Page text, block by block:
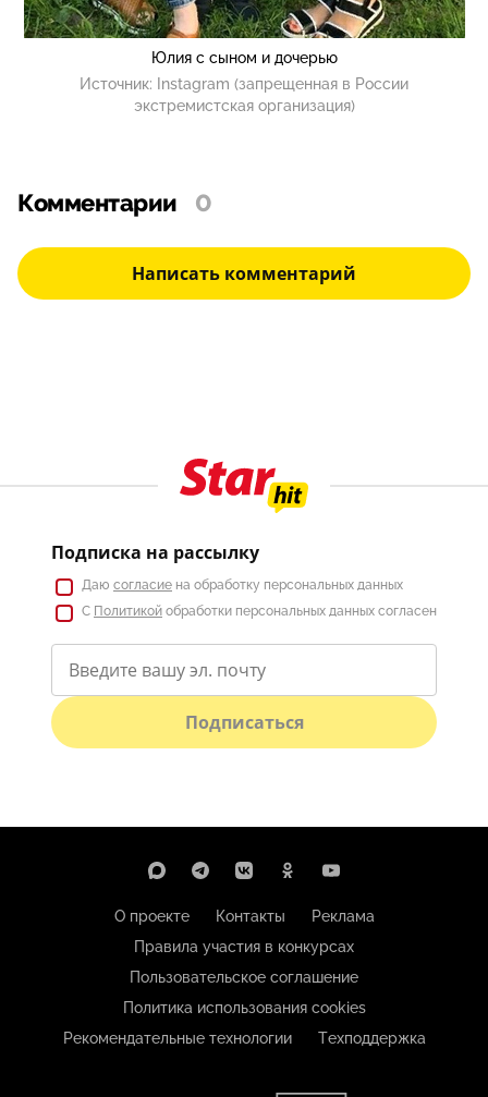
Юлия с сыном и дочерью
Источник:
Instagram (запрещенная в России
экстремистская организация)
Комментарии 0
Написать комментарий
Подписка на рассылку
Даю согласие на обработку персональных данных
С Политикой обработки персональных данных согласен
Подписаться
О проекте Контакты
Реклама
Правила участия в конкурсах
Пользовательское соглашение
Политика использования cookies
Рекомендательные технологии
Техподдержка